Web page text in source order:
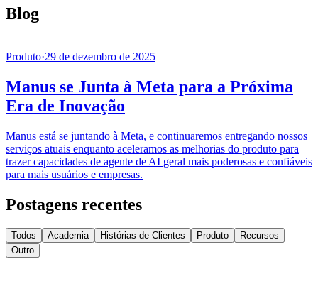
Blog
Produto·29 de dezembro de 2025
Manus se Junta à Meta para a Próxima
Era de Inovação
Manus está se juntando à Meta, e continuaremos entregando nossos
serviços atuais enquanto aceleramos as melhorias do produto para
trazer capacidades de agente de AI geral mais poderosas e confiáveis
para mais usuários e empresas.
Postagens recentes
Todos Academia Histórias de Clientes Produto
Recursos
Outro